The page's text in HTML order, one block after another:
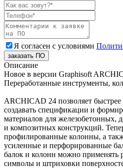
Я согласен с условиями
заказать ПО
Описание
Новое в версии Graphisoft
Переработанные инструменты,
ARCHICAD 24 позволяет быстрее
создавать спецификации и
материалов для железобетонных,
и композитных конструкций.
профилированные колонны, а
усиленные и перфорированные
балок и колонн можно применять
символы и штриховки